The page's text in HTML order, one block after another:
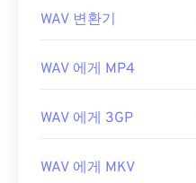
WAV 변환기
WAV 에게 MP4
WAV 에게 3GP
WAV 에게 MKV